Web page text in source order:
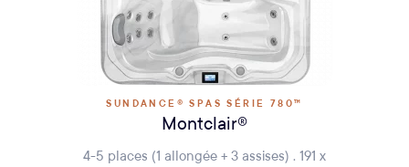
SUNDANCE® SPAS SÉRIE 780™
Montclair®
4-5 places (1 allongée + 3 assises) . 191 x